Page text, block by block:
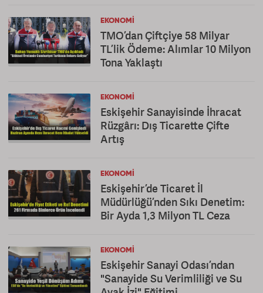
EKONOMI
TMO’dan Çiftçiye 58 Milyar
TL’lik Ödeme: Alımlar 10 Milyon
Tona Yaklaştı
EKONOMI
Eskişehir Sanayisinde İhracat
Rüzgârı: Dış Ticarette Çifte
Artış
EKONOMI
Eskişehir’de Ticaret İl
Müdürlüğü’nden Sıkı Denetim:
Bir Ayda 1,3 Milyon TL Ceza
EKONOMI
Eskişehir Sanayi Odası’ndan
"Sanayide Su Verimliliği ve Su